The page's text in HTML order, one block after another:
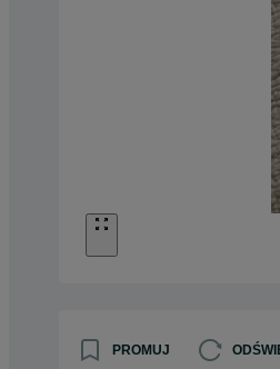
PROMUJ